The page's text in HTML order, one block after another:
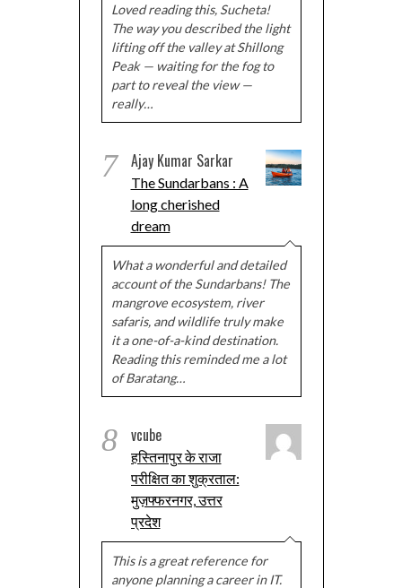
Loved reading this, Sucheta!
The way you described the light
lifting off the valley at Shillong
Peak — waiting for the fog to
part to reveal the view —
really…
7 Ajay Kumar Sarkar
The Sundarbans : A
long cherished
dream
What a wonderful and detailed
account of the Sundarbans! The
mangrove ecosystem, river
safaris, and wildlife truly make
it a one-of-a-kind destination.
Reading this reminded me a lot
of Baratang…
8 vcube
हस्तिनापुर के राजा
परीक्षित का शुक्रताल:
मुज़फ्फरनगर, उत्तर
प्रदेश
This is a great reference for
anyone planning a career in IT.